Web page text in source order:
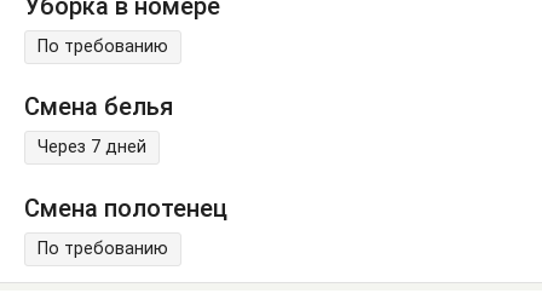
По требованию
Смена белья
Через 7 дней
Смена полотенец
По требованию